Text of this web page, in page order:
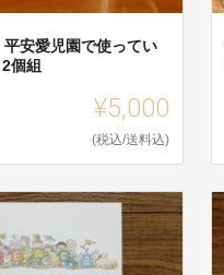
平安愛児園で使ってい
個組
¥5,000
(税込/送料込)